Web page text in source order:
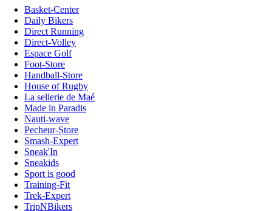
Basket-Center
Daily Bikers
Direct Running
Direct-Volley
Espace Golf
Foot-Store
Handball-Store
House of Rugby
La sellerie de Maé
Made in Paradis
Nauti-wave
Pecheur-Store
Smash-Expert
Sneak'In
Sneakids
Sport is good
Training-Fit
Trek-Expert
TripNBikers